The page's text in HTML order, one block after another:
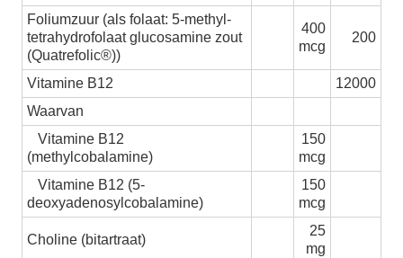
Foliumzuur (als folaat: 5-methyl-
tetrahydrofolaat glucosamine zout
(Quatrefolic®))
400
mcg
200
Vitamine B12
12000
Waarvan
Vitamine B12
(methylcobalamine)
150
mcg
Vitamine B12 (5-
deoxyadenosylcobalamine)
150
mcg
Choline (bitartraat)
25
mg